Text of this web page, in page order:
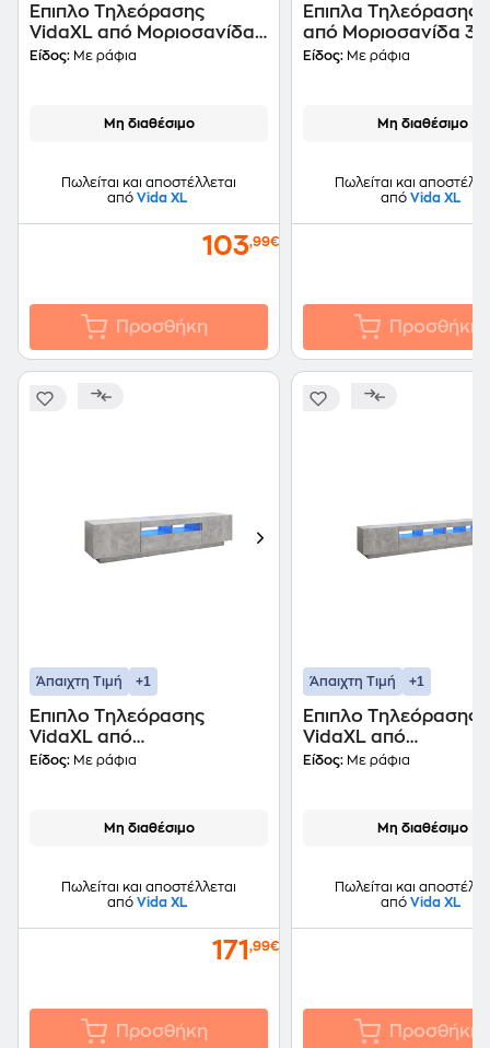
Έπιπλο Τηλεόρασης
VidaXL από Μοριοσανίδα
80x35x40cm - Γκρι
Είδος: Με ράφια
Μη διαθέσιμο
Πωλείται και αποστέλλεται
από Vida XL
103,99€
Προσθήκη
Έπιπλα Τηλεόρασης Vidaxl
από Μοριοσανίδα 3
60x30x30cm - Γκρι
Είδος: Με ράφια
Μη διαθέσιμο
Πωλείται και
από Vida XL
Προσθήκη
Άπαιχτη Τιμή +1
Έπιπλο Τηλεόρασης
VidaXL από
Επεξεργασμένο Ξύλο
Είδος: Με ράφια
Μη διαθέσιμο
Πωλείται και αποστέλλεται
από Vida XL
171 ,99€
Προσθήκη
Άπαιχτη Τιμή +1
Έπιπλο Τηλεόρασης
VidaXL από
Επεξεργασμένο
Είδος: Με ράφια
Μη διαθέσιμο
Πωλείται και
από Vida XL
Προσθήκη